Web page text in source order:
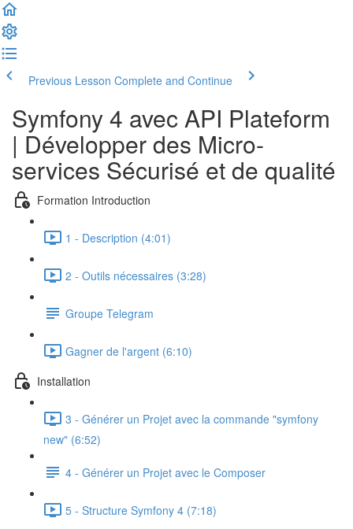
Previous Lesson Complete and Continue
Symfony 4 avec API Plateform
| Développer des Micro-
services Sécurisé et de qualité
Formation Introduction
1 - Description (4:01)
2 - Outils nécessaires (3:28)
Groupe Telegram
Gagner de l'argent (6:10)
Installation
3 - Générer un Projet avec la commande "symfony
new" (6:52)
4 - Générer un Projet avec le Composer
5 - Structure Symfony 4 (7:18)